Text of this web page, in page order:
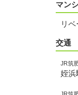
マン
リ
交通
JR筑
姪浜